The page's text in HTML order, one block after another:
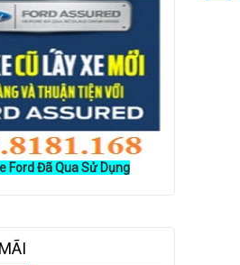
Ford Đã Qua Sử Dụng